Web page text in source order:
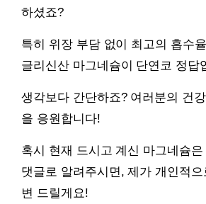
하셨죠?
특히 위장 부담 없이 최고의 흡수
글리신산 마그네슘이 단연코 정답
생각보다 간단하죠? 여러분의 건
을 응원합니다!
혹시 현재 드시고 계신 마그네슘
댓글로 알려주시면, 제가 개인적
변 드릴게요!